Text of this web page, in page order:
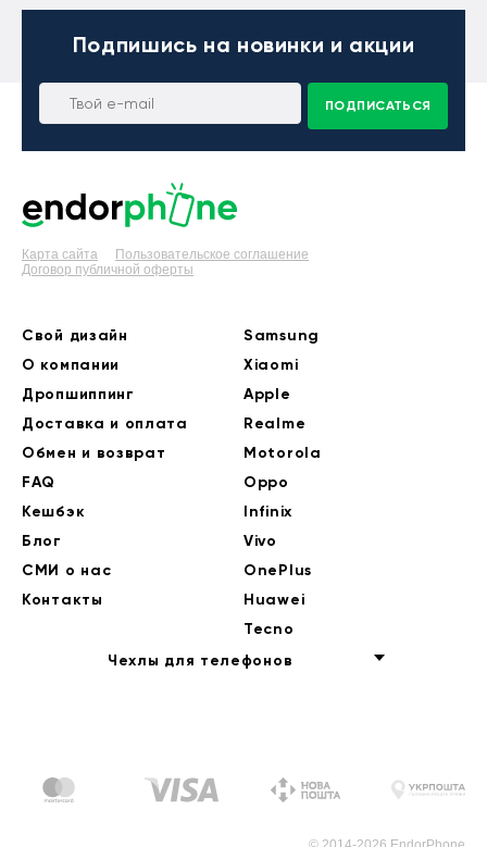
Подпишись на новинки и акции
ПОДПИСАТЬСЯ
Карта сайта
Пользовательское соглашение
Договор публичной оферты
Свой дизайн
О компании
Дропшиппинг
Доставка и оплата
Обмен и возврат
FAQ
Кешбэк
Блог
СМИ о нас
Контакты
Samsung
Xiaomi
Apple
Realme
Motorola
Oppo
Infinix
Vivo
OnePlus
Huawei
Tecno
Чехлы для телефонов